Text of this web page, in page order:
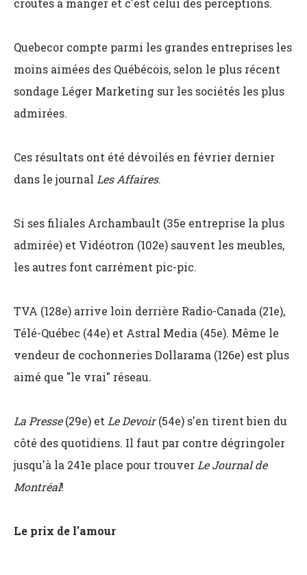
croûtes à manger et c'est celui des perceptions.
Quebecor compte parmi les grandes entreprises les
moins aimées des Québécois, selon le plus récent
sondage Léger Marketing sur les sociétés les plus
admirées.
Ces résultats ont été dévoilés en février dernier
dans le journal Les Affaires.
Si ses filiales Archambault (35e entreprise la plus
admirée) et Vidéotron (102e) sauvent les meubles,
les autres font carrément pic-pic.
TVA (128e) arrive loin derrière Radio-Canada (21e),
Télé-Québec (44e) et Astral Media (45e). Même le
vendeur de cochonneries Dollarama (126e) est plus
aimé que "le vrai" réseau.
La Presse(29e) et Le Devoir(54e) s'en tirent bien du
côté des quotidiens. Il faut par contre dégringoler
jusqu'à la 241e place pour trouver Le Journal de
Montréal!
Le prix de l'amour